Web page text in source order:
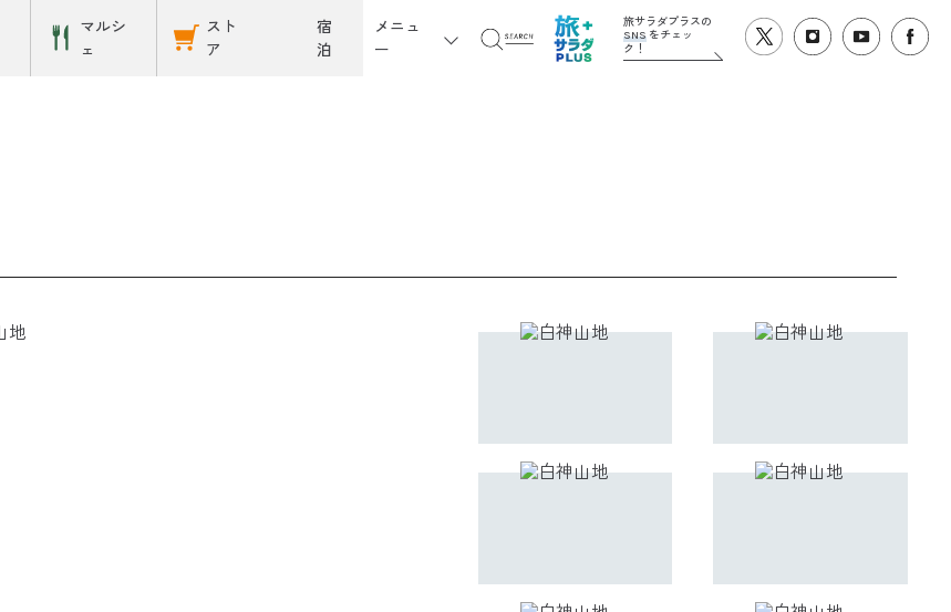
マルシ
ェ
スト
ア
宿
泊
メニュ
ー
旅サラダプラスの
SNSをチェッ
ク！